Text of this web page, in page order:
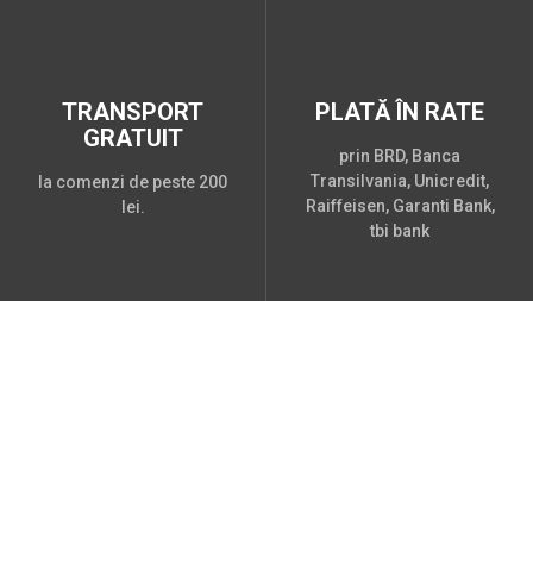
TRANSPORT
GRATUIT
la comenzi de peste 200
lei.
PLATĂ ÎN RATE
prin BRD, Banca
Transilvania, Unicredit,
Raiffeisen, Garanti Bank,
tbi bank